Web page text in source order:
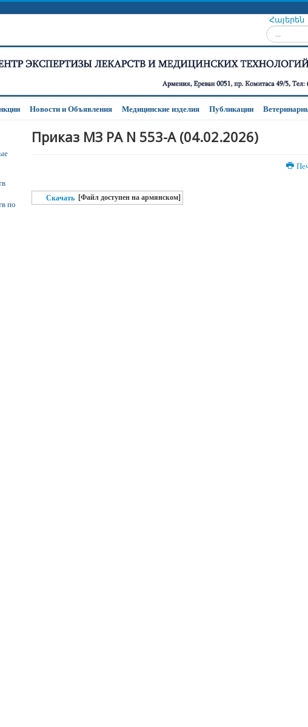
Հայերեն
Искать...
Новости и Oбъявления Медицинские изделия Публикации
по
Приказ МЗ РА N 553-A (04.02.2026)
Скачать [Файл доступен на армянском]